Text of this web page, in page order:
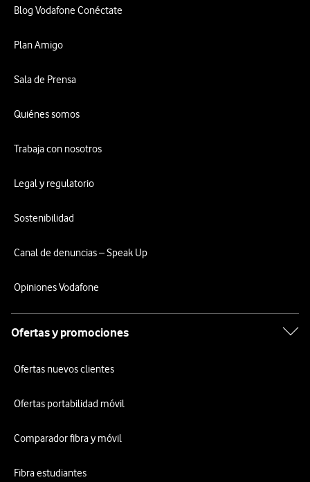
Blog Vodafone Conéctate
Plan Amigo
Sala de Prensa
Quiénes somos
Trabaja con nosotros
Legal y regulatorio
Sostenibilidad
Canal de denuncias – Speak Up
Opiniones Vodafone
Ofertas y promociones
Ofertas nuevos clientes
Ofertas portabilidad móvil
Comparador fibra y móvil
Fibra estudiantes